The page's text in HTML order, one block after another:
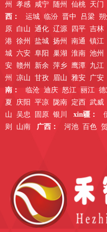
州
孝感 咸宁 随州 仙桃 天门
西： 运城 临汾 晋中 吕梁 朔
原
白山 通化 辽源 四平 吉林
港 徐州 盐城 扬州 南通 镇江
城 六安 阜阳 巢湖 淮南 池州
安 赣州 新余 萍乡 鹰潭 九江
州
凉山 甘孜 眉山 雅安 广安
南： 临沧 迪庆 怒江 丽江
夏
庆阳 平凉 陇南 定西 武威
山 吴忠 固原 银川 xin疆：
则
山南 广西： 河池 百色